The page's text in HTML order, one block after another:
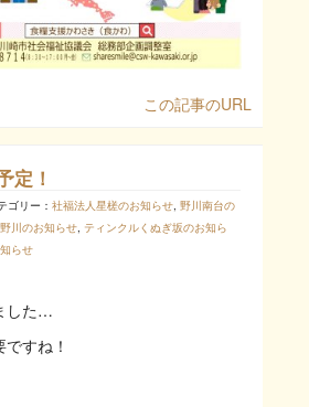
この記事のURL
定！
ゴリー： 社福法人星槎のお知らせ, 野川南台の
川のお知らせ, ティンクルくぬぎ坂のお知ら
らせ
した…
すね！